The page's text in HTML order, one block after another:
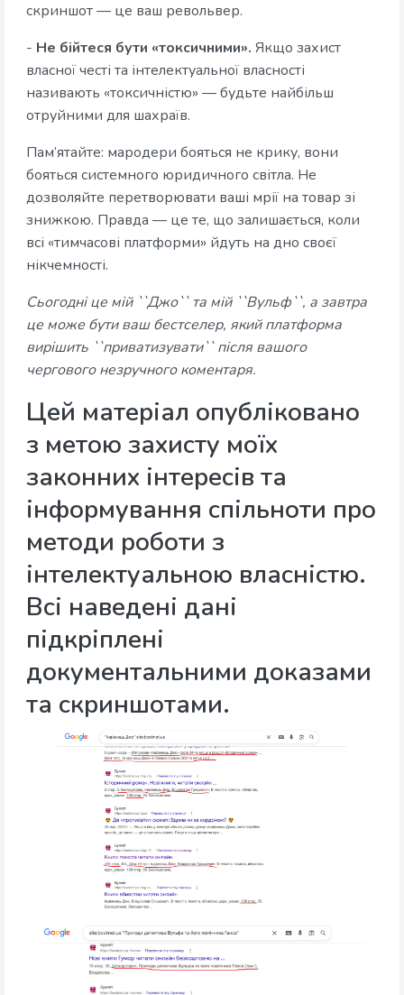
скриншот — це ваш револьвер.
- Не бійтеся бути «токсичними». Якщо захист
власної честі та інтелектуальної власності
називають «токсичністю» — будьте найбільш
отруйними для шахраїв.
Пам’ятайте: мародери бояться не крику, вони
бояться системного юридичного світла. Не
дозволяйте перетворювати ваші мрії на товар зі
знижкою. Правда — це те, що залишається, коли
всі «тимчасові платформи» йдуть на дно своєї
нікчемності.
Сьогодні це мій ``Джо`` та мій ``Вульф``, а завтра
це може бути ваш бестселер, який платформа
вирішить ``приватизувати`` після вашого
чергового незручного коментаря.
Цей матеріал опубліковано
з метою захисту моїх
законних інтересів та
інформування спільноти про
методи роботи з
інтелектуальною власністю.
Всі наведені дані
підкріплені
документальними доказами
та скриншотами.